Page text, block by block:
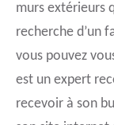
murs extérieurs
recherche d’un
vous pouvez
est un expert
recevoir à son